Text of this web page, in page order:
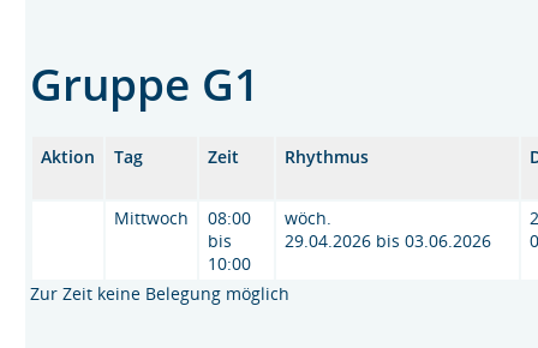
Gruppe G1
Aktion Tag Zeit Rhythmus
Mittwoch
08:00
bis
10:00
wöch.
29.04.2026 bis 03.06.2026
Zur Zeit keine Belegung möglich